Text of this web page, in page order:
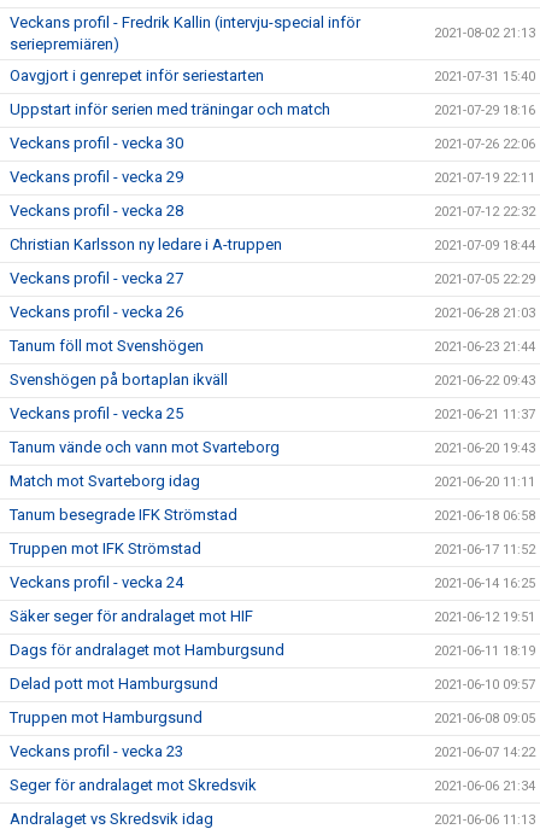
Veckans profil - Fredrik Kallin (intervju-special inför
seriepremiären)
2021-08-02 21:13
Oavgjort i genrepet inför seriestarten 2021-07-31 15:40
Uppstart inför serien med träningar och match 2021-07-29 18:16
Veckans profil - vecka 30 2021-07-26 22:06
Veckans profil - vecka 29 2021-07-19 22:11
Veckans profil - vecka 28 2021-07-12 22:32
Christian Karlsson ny ledare i A-truppen 2021-07-09 18:44
Veckans profil - vecka 27 2021-07-05 22:29
Veckans profil - vecka 26 2021-06-28 21:03
Tanum föll mot Svenshögen 2021-06-23 21:44
Svenshögen på bortaplan ikväll 2021-06-22 09:43
Veckans profil - vecka 25 2021-06-21 11:37
Tanum vände och vann mot Svarteborg 2021-06-20 19:43
Match mot Svarteborg idag 2021-06-20 11:11
Tanum besegrade IFK Strömstad 2021-06-18 06:58
Truppen mot IFK Strömstad 2021-06-17 11:52
Veckans profil - vecka 24 2021-06-14 16:25
Säker seger för andralaget mot HIF 2021-06-12 19:51
Dags för andralaget mot Hamburgsund 2021-06-11 18:19
Delad pott mot Hamburgsund 2021-06-10 09:57
Truppen mot Hamburgsund 2021-06-08 09:05
Veckans profil - vecka 23 2021-06-07 14:22
Seger för andralaget mot Skredsvik 2021-06-06 21:34
Andralaget vs Skredsvik idag 2021-06-06 11:13